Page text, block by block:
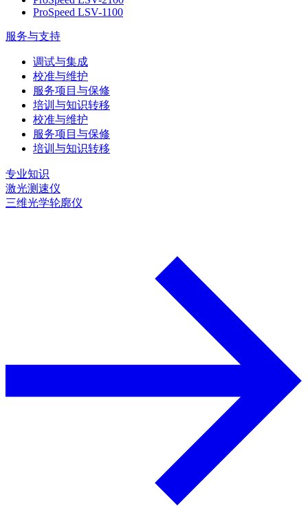
ProSpeed LSV-1100
服务与支持
调试与集成
校准与维护
服务项目与保修
培训与知识转移
校准与维护
服务项目与保修
培训与知识转移
专业知识
激光测速仪
三维光学轮廓仪